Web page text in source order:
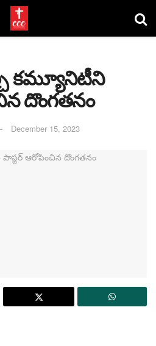
కమ్యూనిటీని
దొంగతనం
December 15, 2023